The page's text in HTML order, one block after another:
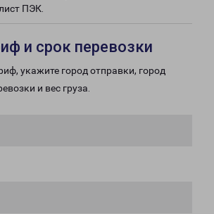
ПЭК.
и срок перевозки
укажите город отправки, город
и вес груза.